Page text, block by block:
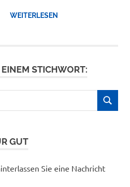
WEITERLESEN
STICHWORT:
SUCHEN
GUT
Sie eine Nachricht